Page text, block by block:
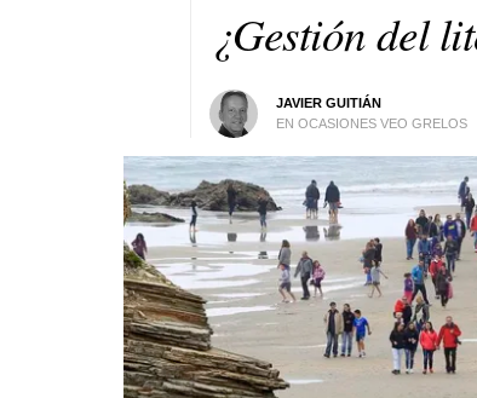
¿Gestión del
JAVIER GUITIÁN
EN OCASIONES VEO GRELOS